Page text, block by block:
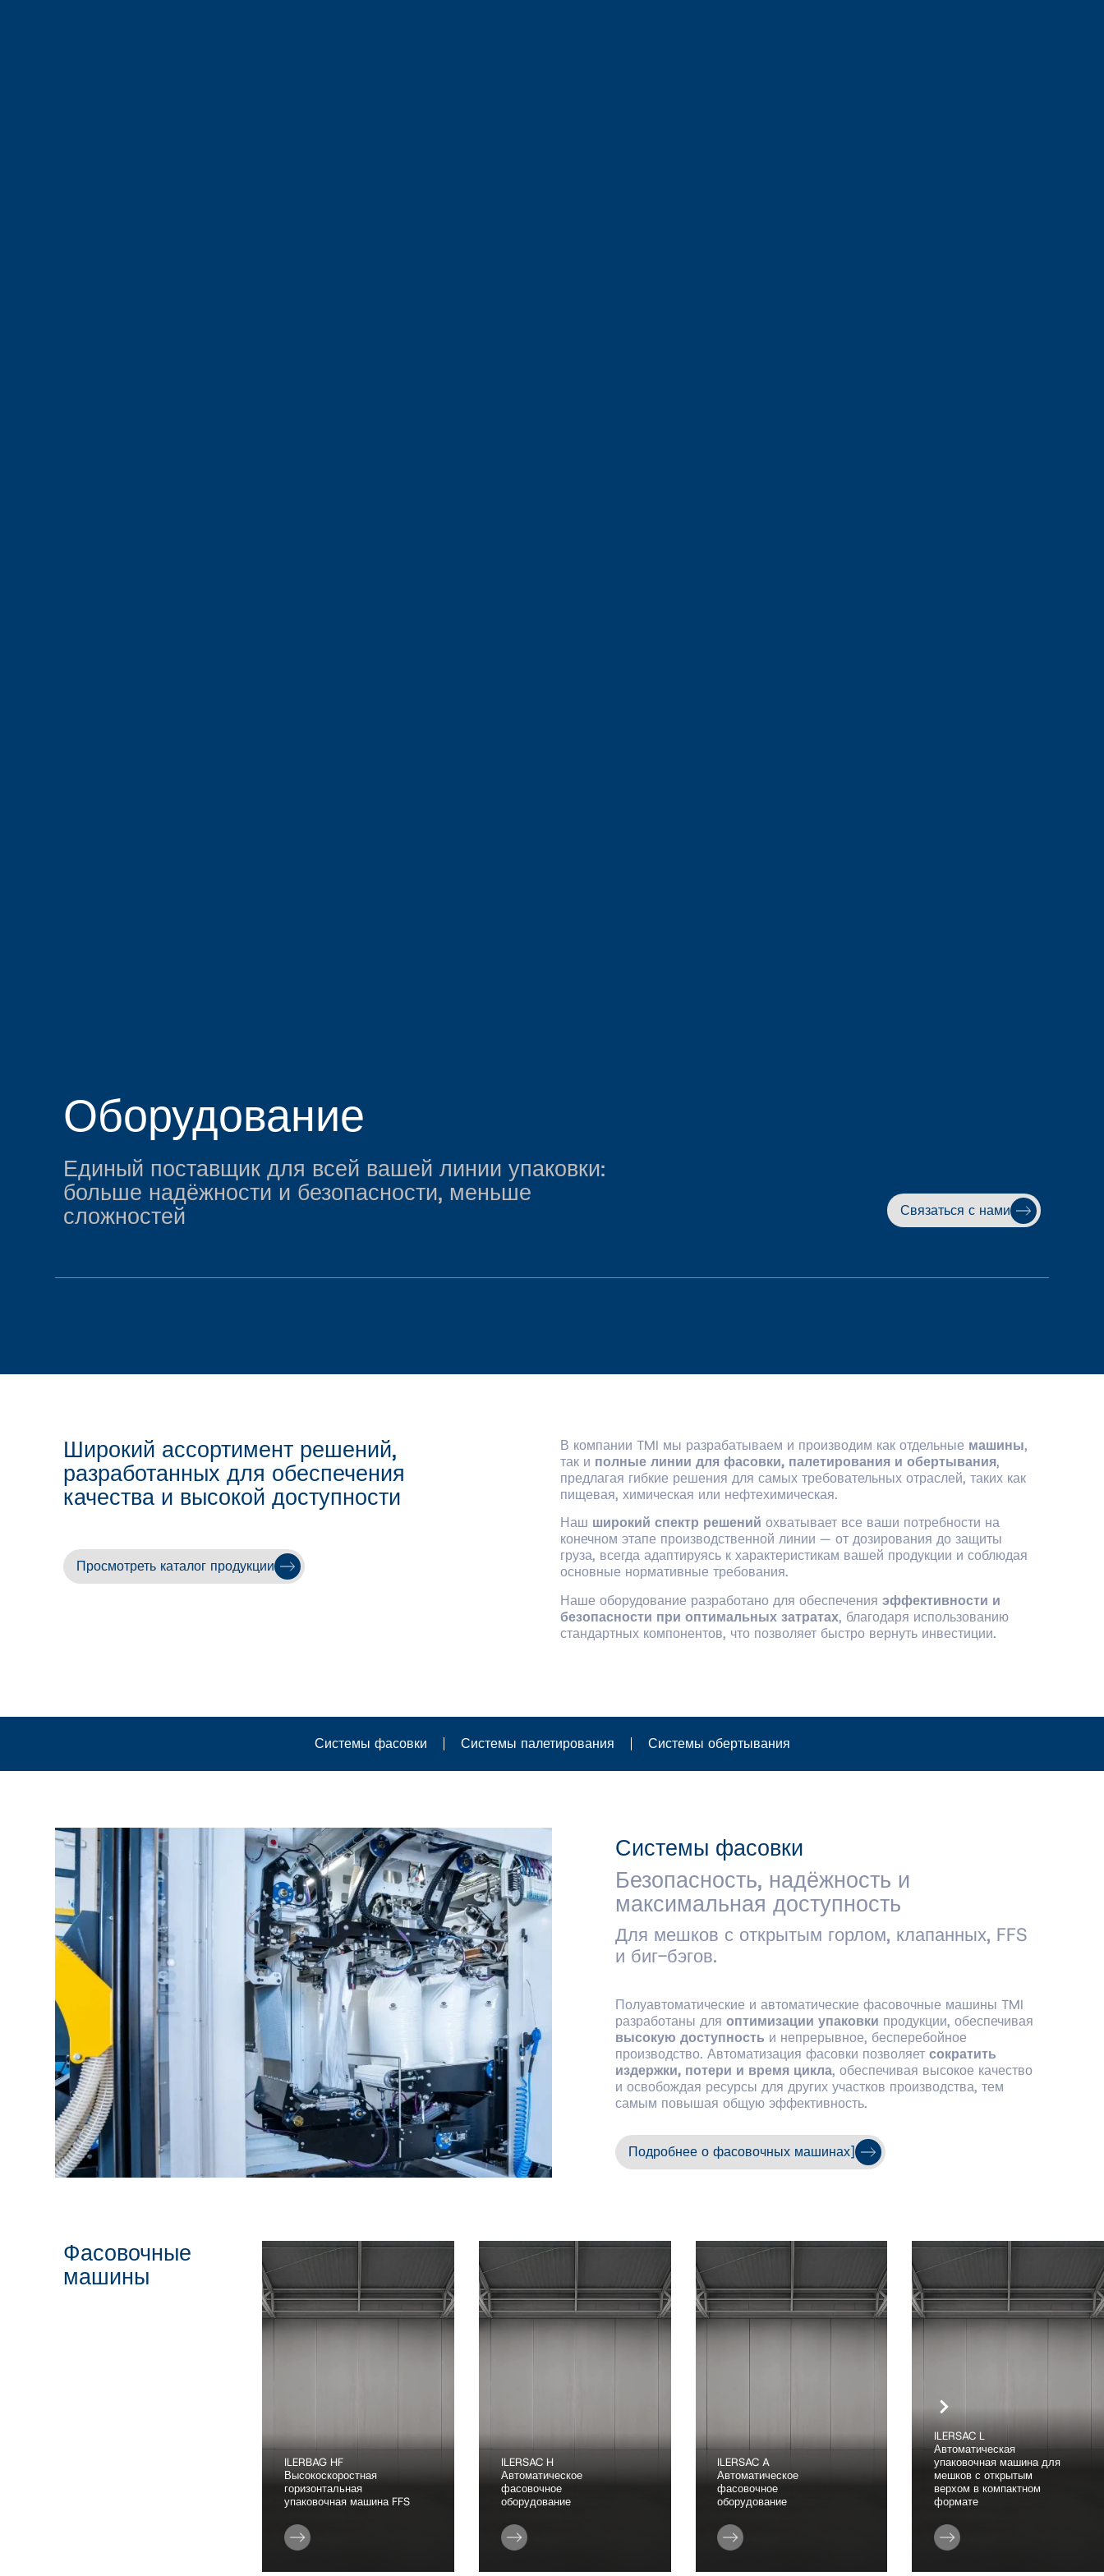
Оборудование
Единый поставщик для всей вашей линии упаковки:
больше надёжности и безопасности, меньше
сложностей
Связаться с нами
Широкий ассортимент решений,
разработанных для обеспечения
качества и высокой доступности
Просмотреть каталог продукции
В компании TMI мы разрабатываем и производим как отдельные машины,
так и полные линии для фасовки, палетирования и обертывания,
предлагая гибкие решения для самых требовательных отраслей, таких как
пищевая, химическая или нефтехимическая.
Наш широкий спектр решений охватывает все ваши потребности на
конечном этапе производственной линии — от дозирования до защиты
груза, всегда адаптируясь к характеристикам вашей продукции и соблюдая
основные нормативные требования.
Наше оборудование разработано для обеспечения эффективности и
безопасности при оптимальных затратах, благодаря использованию
стандартных компонентов, что позволяет быстро вернуть инвестиции.
Системы фасовки Системы палетирования Системы обертывания
Системы фасовки
Безопасность, надёжность и
максимальная доступность
Для мешков с открытым горлом, клапанных, FFS
и биг-бэгов.
Полуавтоматические и автоматические фасовочные машины TMI
разработаны дляоптимизации упаковки продукции, обеспечивая
высокую доступность и непрерывное, бесперебойное
производство. Автоматизация фасовки позволяетсократить
издержки, потери и время цикла, обеспечивая высокое качество
и освобождая ресурсы для других участков производства, тем
самым повышая общую эффективность.
Подробнее о фасовочных машинах]
Фасовочные
машины
ILERBAG HF
Высокоскоростная
горизонтальная
упаковочная машина FFS
Производительность
До 1000 мешков/час
ILERSAC H
Автоматическое
фасовочное
оборудование
Производительность
До 900 мешков в час
ILERSAC A
Автоматическое
фасовочное
оборудование
Производительность
До 700 мешков/час
ILERSAC L
Автоматическая
упаковочная машина для
мешков с открытым
верхом в компактном
формате
Производительность
До 850 мешков/час